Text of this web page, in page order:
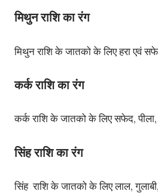
मिथुन राशि का रंग
मिथुनराशिकेजातकोकेलिएहराएवं
कर्कराशिका रंग
कर्कराशिकेजातकोकेलिएसफेद,पीला
सिंह राशिका रंग
सिंह राशिकेजातकोकेलिएलाल,गुलाबी